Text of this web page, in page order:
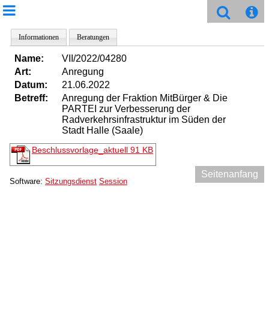
Informationen Beratungen
Name:
VII/2022/04280
Art:
Anregung
Datum:
21.06.2022
Betreff:
Anregung der Fraktion MitBürger & Die
PARTEI zur Verbesserung der
Radverkehrsinfrastruktur im Süden der
Stadt Halle (Saale)
Beschlussvorlage_aktuell 91 KB
Seitenanfang
Software: Sitzungsdienst Session